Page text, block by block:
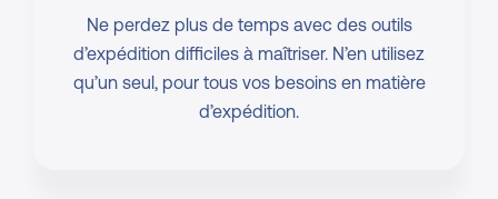
Ne perdez plus de temps avec des outils
d’expédition difficiles à maîtriser. N’en utilisez
qu’un seul, pour tous vos besoins en matière
d’expédition.